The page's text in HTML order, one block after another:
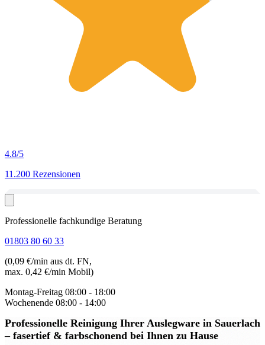
4.8/5
11.200 Rezensionen
Professionelle fachkundige Beratung
01803 80 60 33
(0,09 €/min aus dt. FN,
max. 0,42 €/min Mobil)
Montag-Freitag 08:00 - 18:00
Wochenende 08:00 - 14:00
Professionelle Reinigung Ihrer Auslegware in Sauerlach
– fasertief & farbschonend bei Ihnen zu Hause